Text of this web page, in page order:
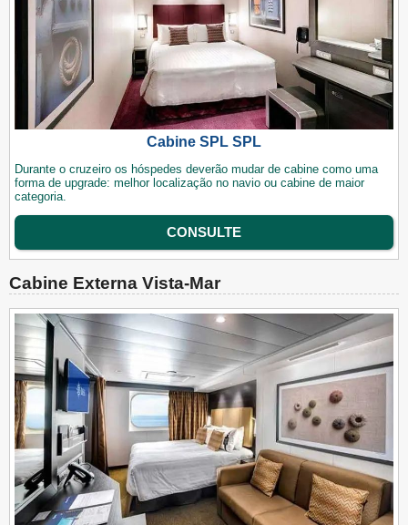
Cabine SPL SPL
Durante o cruzeiro os hóspedes deverão mudar de cabine como uma
forma de upgrade: melhor localização no navio ou cabine de maior
categoria.
CONSULTE
Cabine Externa Vista-Mar